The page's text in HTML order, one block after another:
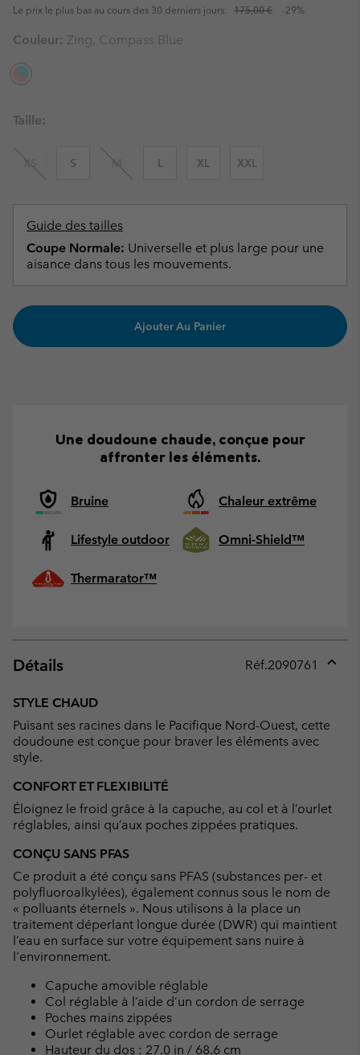
Le prix le plus bas au cours des 30 derniers jours: 175,00 € -29%
Couleur: Zing, Compass Blue
Taille:
XS S M L XL XXL
Guide des tailles
Coupe Normale: Universelle et plus large pour une
aisance dans tous les mouvements.
Ajouter Au Panier
Une doudoune chaude, conçue pour
affronter les éléments.
Bruine Chaleur extrême
Lifestyle outdoor Omni-Shield™
Thermarator™
Détails Réf.2090761
STYLE CHAUD
Puisant ses racines dans le Pacifique Nord-Ouest, cette
doudoune est conçue pour braver les éléments avec
style.
CONFORT ET FLEXIBILITÉ
Éloignez le froid grâce à la capuche, au col et à l’ourlet
réglables, ainsi qu’aux poches zippées pratiques.
CONÇU SANS PFAS
Ce produit a été conçu sans PFAS (substances per- et
polyfluoroalkylées), également connus sous le nom de
« polluants éternels ». Nous utilisons à la place un
traitement déperlant longue durée (DWR) qui maintient
l’eau en surface sur votre équipement sans nuire à
l'environnement.
Capuche amovible réglable
Col réglable à l’aide d’un cordon de serrage
Poches mains zippées
Ourlet réglable avec cordon de serrage
Hauteur du dos : 27.0 in / 68.6 cm